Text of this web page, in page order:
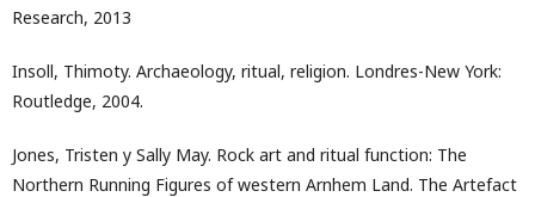
Research, 2013
Insoll, Thimoty. Archaeology, ritual, religion. Londres-New York:
Routledge, 2004.
Jones, Tristen y Sally May. Rock art and ritual function: The
Northern Running Figures of western Arnhem Land. The Artefact